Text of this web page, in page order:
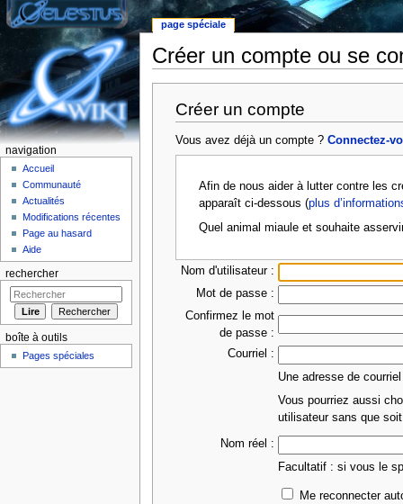
Créer un compte ou se
Créer un compte
Vous avez déjà un compte ?Connectez-
Afin de nous aider à lutter contre les
apparaît ci-dessous (plus
Quel animal miaule et souhaite
Nom d'utilisateur :
Mot de passe :
Confirmez le mot
de passe :
Courriel :
Une adresse de
Vous pourriez aussi
utilisateur sans que
Nom réel :
Facultatif : si vous le
Me reconnecter
page spéciale
navigation
Accueil
Communauté
Actualités
Modifications récentes
Page au hasard
Aide
rechercher
boîte à outils
Pages spéciales